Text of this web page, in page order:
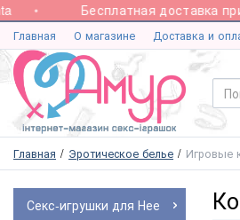
Бесплатная доставка при
Главная О магазине Доставка и
Главная Эротическое белье Игровые
Секс-игрушки для Нее